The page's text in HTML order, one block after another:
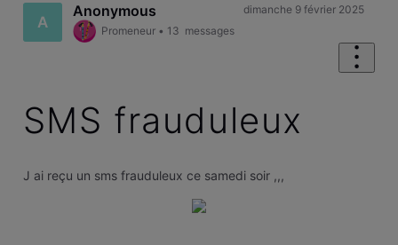
A
Anonymous
Promeneur • 13 messages
dimanche 9 février 2025
SMS frauduleux
J ai reçu un sms frauduleux ce samedi soir ,,,